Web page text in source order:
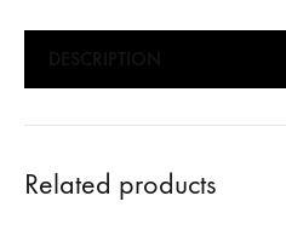
DESCRIPTION
Related products